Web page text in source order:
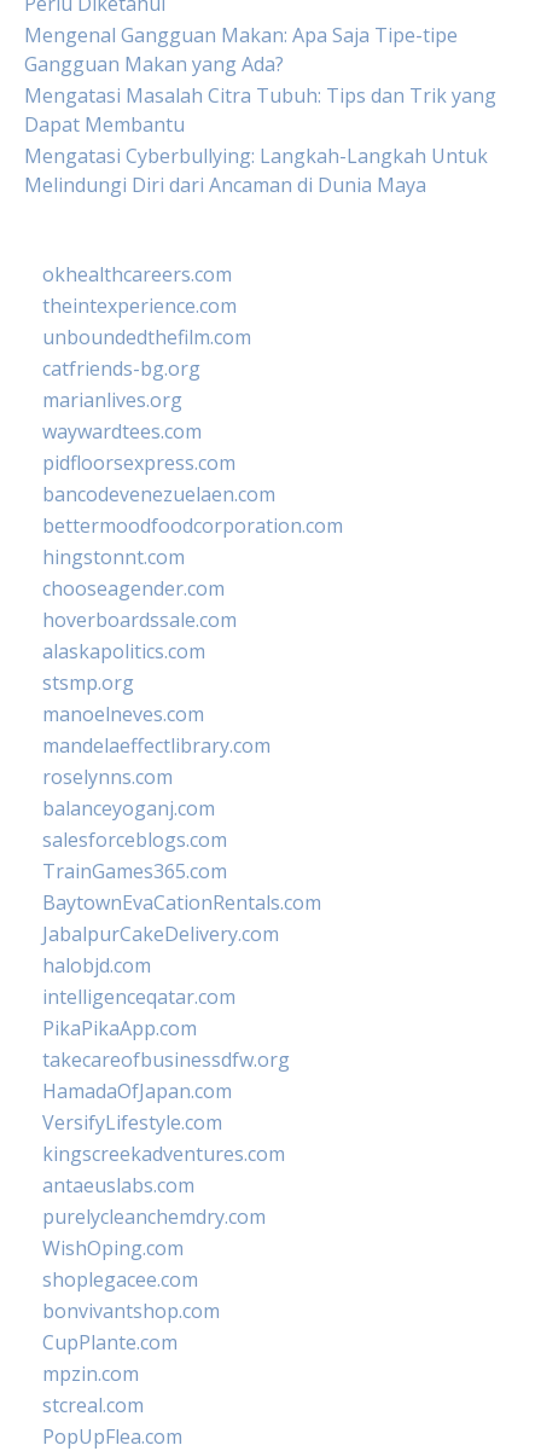
Mengenal Gangguan Makan: Apa Saja Tipe-tipe
Gangguan Makan yang Ada?
Mengatasi Masalah Citra Tubuh: Tips dan Trik yang
Dapat Membantu
Mengatasi Cyberbullying: Langkah-Langkah Untuk
Melindungi Diri dari Ancaman di Dunia Maya
okhealthcareers.com
theintexperience.com
unboundedthefilm.com
catfriends-bg.org
marianlives.org
waywardtees.com
pidfloorsexpress.com
bancodevenezuelaen.com
bettermoodfoodcorporation.com
hingstonnt.com
chooseagender.com
hoverboardssale.com
alaskapolitics.com
stsmp.org
manoelneves.com
mandelaeffectlibrary.com
roselynns.com
balanceyoganj.com
salesforceblogs.com
TrainGames365.com
BaytownEvaCationRentals.com
JabalpurCakeDelivery.com
halobjd.com
intelligenceqatar.com
PikaPikaApp.com
takecareofbusinessdfw.org
HamadaOfJapan.com
VersifyLifestyle.com
kingscreekadventures.com
antaeuslabs.com
purelycleanchemdry.com
WishOping.com
shoplegacee.com
bonvivantshop.com
CupPlante.com
mpzin.com
stcreal.com
PopUpFlea.com